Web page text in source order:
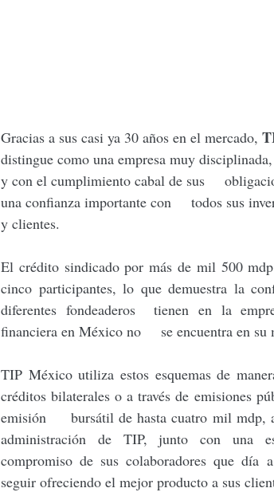
Gracias a sus casi ya 30 años en el mercado,
distingue como una empresa muy
y con el cumplimiento cabal de sus
una confianza importante con     todos sus
y clientes.
El crédito sindicado por más de mil 500
cinco participantes, lo que demuestra la
diferentes fondeaderos  tienen en la
financiera en México no     se encuentra en su
TIP México utiliza estos esquemas de
créditos bilaterales o a través de emisiones
emisión     bursátil de hasta cuatro mil mdp,
administración de TIP, junto con una
compromiso de sus colaboradores que día
seguir ofreciendo el mejor producto a sus